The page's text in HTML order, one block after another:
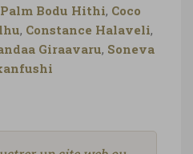
Palm Bodu Hithi, Coco
, Constance Halaveli,
Giraavaru, Soneva